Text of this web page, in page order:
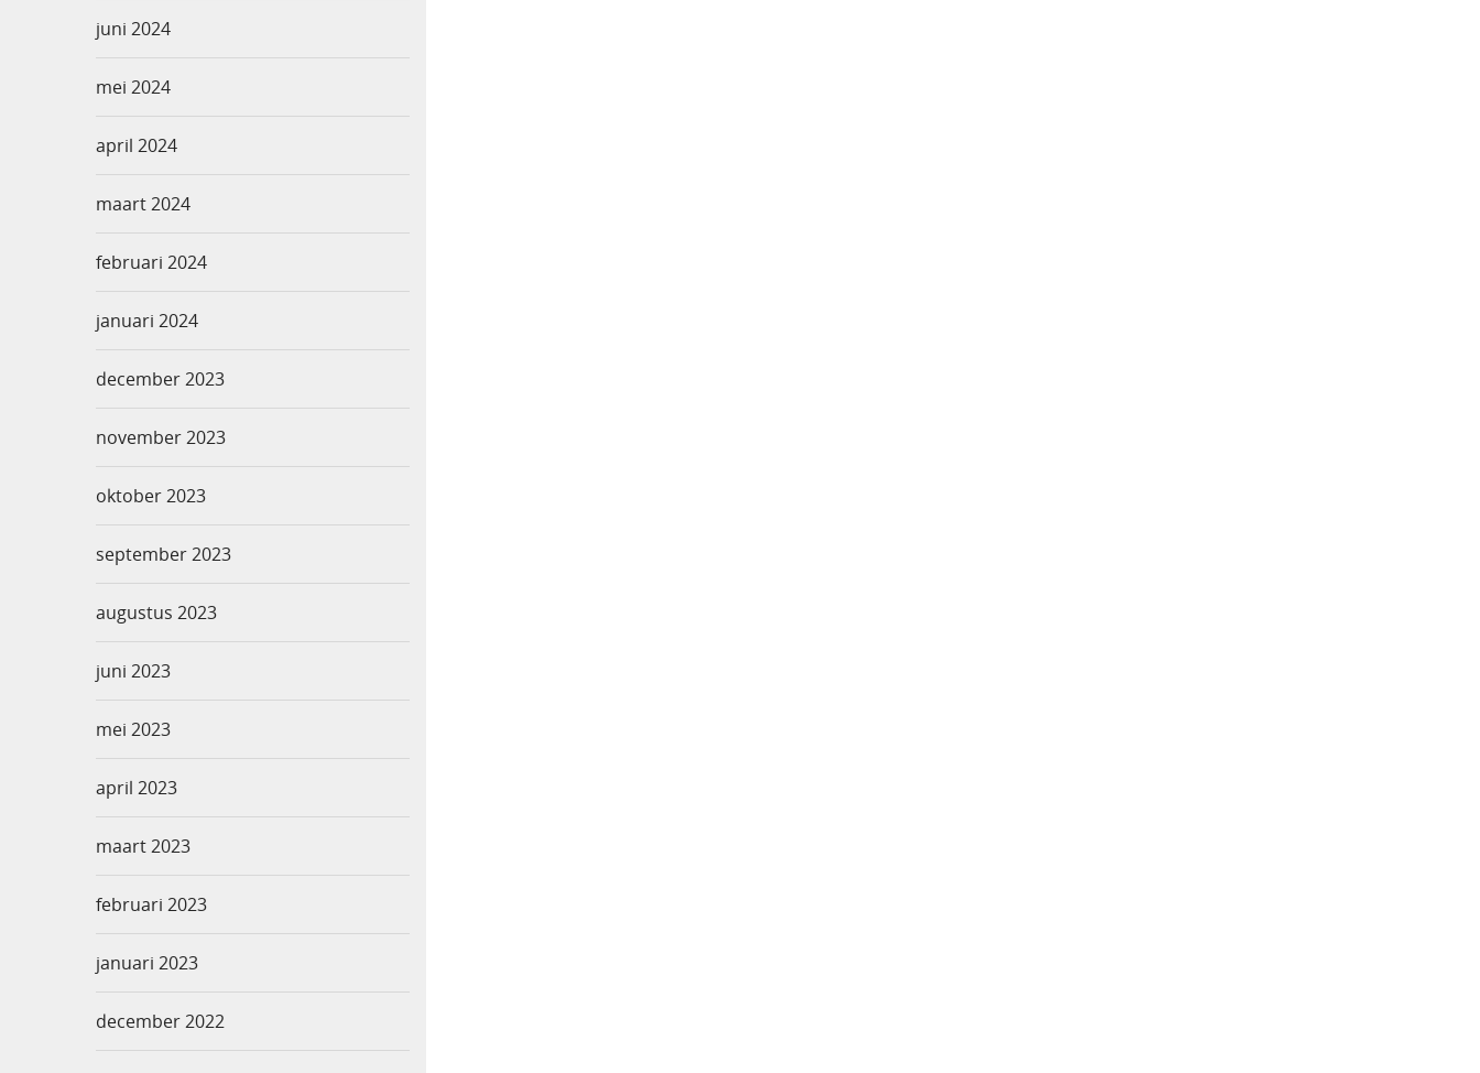
juni 2024
mei 2024
april 2024
maart 2024
februari 2024
januari 2024
december 2023
november 2023
oktober 2023
september 2023
augustus 2023
juni 2023
mei 2023
april 2023
maart 2023
februari 2023
januari 2023
december 2022